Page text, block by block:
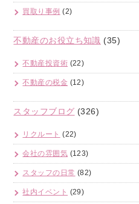
買取り事例 (2)
不動産のお役立ち知識 (35)
不動産投資術 (22)
不動産の税金 (12)
スタッフブログ (326)
リクルート (22)
会社の雰囲気 (123)
スタッフの日常 (82)
社内イベント (29)